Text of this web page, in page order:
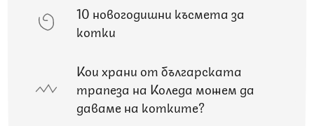
10 новогодишни късмета за
котки
Кои храни от българската
трапеза на Коледа можем да
даваме на котките?